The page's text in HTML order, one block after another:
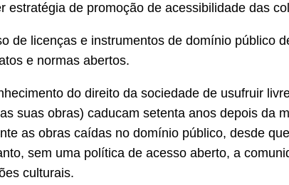
de promoção de acessibilidade das
de licenças e instrumentos de domínio público
e normas abertos.
do direito da sociedade de usufruir
suas obras) caducam setenta anos depois da
as obras caídas no domínio público, desde
sem uma política de acesso aberto, a
culturais.